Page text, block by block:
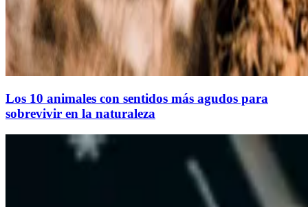
Los 10 animales con sentidos más agudos para
sobrevivir en la naturaleza